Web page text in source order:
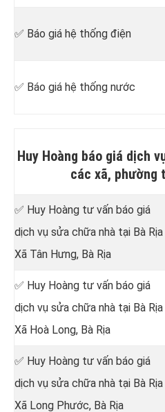
✅ Báo giá hệ thống điện
✅ Báo giá hệ thống nước
Huy Hoàng báo giá dịch
các xã, phường
✅ Huy Hoàng tư vấn báo giá
dịch vụ sửa chữa nhà tại Bà Rịa
Xã Tân Hưng, Bà Rịa
✅ Huy Hoàng tư vấn báo giá
dịch vụ sửa chữa nhà tại Bà Rịa
Xã Hoà Long, Bà Rịa
✅ Huy Hoàng tư vấn báo giá
dịch vụ sửa chữa nhà tại Bà Rịa
Xã Long Phước, Bà Rịa